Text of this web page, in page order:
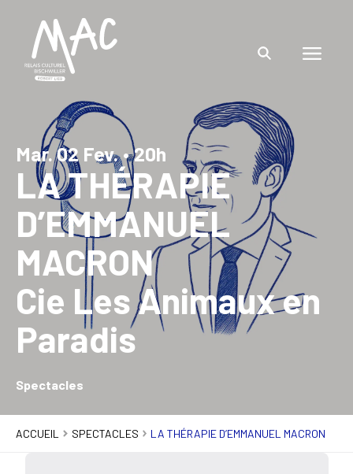
Mar. 02 Fev. • 20h
LA THÉRAPIE
D’EMMANUEL
MACRON
Cie Les Animaux en
Paradis
Spectacles
ACCUEIL SPECTACLES LA THÉRAPIE D’EMMANUEL MACRON